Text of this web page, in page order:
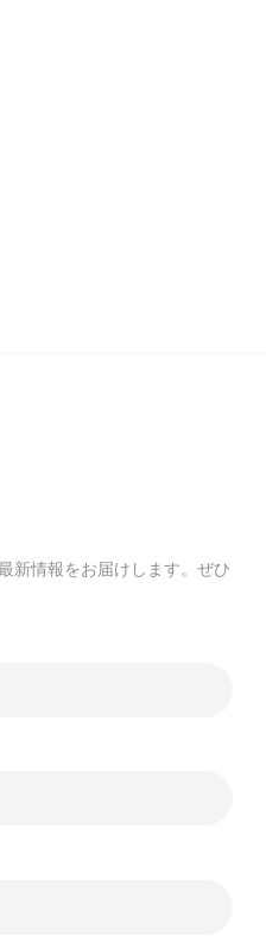
新情報をお届けします。ぜひ